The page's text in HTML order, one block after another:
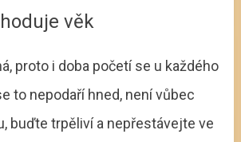
věk
proto i doba početí se u každého
to nepodaří hned, není vůbec
buďte trpěliví a nepřestávejte ve